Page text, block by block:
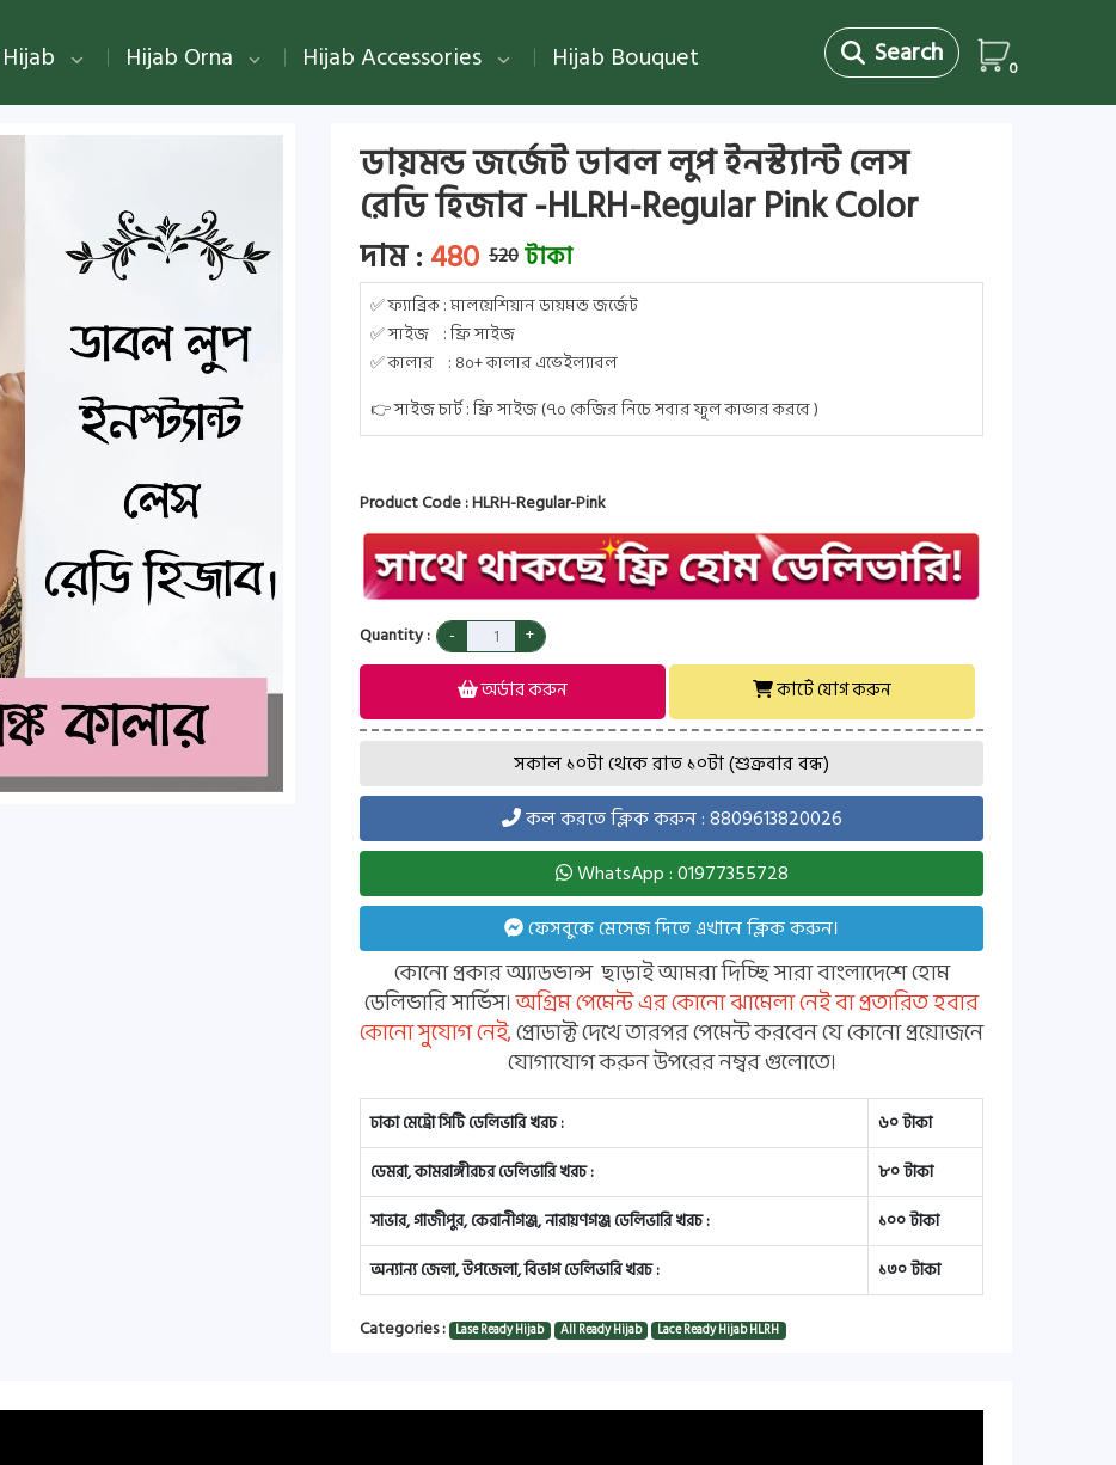
Hijab Orna Hijab Accessories Hijab Bouquet Search 0
ডায়মন্ড জর্জেট ডাবল লুপ ইনস্ট্যান্ট লেস
রেডি হিজাব -HLRH-Regular Pink Color
দাম :480 520 টাকা
✅ ফ্যাব্রিক : মালয়েশিয়ান ডায়মন্ড জর্জেট
✅ সাইজ : ফ্রি সাইজ
✅ কালার : ৪০+ কালার এভেইল্যাবল
👉 সাইজ চার্ট : ফ্রি সাইজ (৭০ কেজির নিচে সবার ফুল কাভার করবে )
Product Code : HLRH-Regular-Pink
Quantity :
অর্ডার করুন কার্টে যোগ করুন
সকাল ১০টা থেকে রাত ১০টা (শুক্রবার বন্ধ)
কল করতে ক্লিক করুন : 8809613820026
WhatsApp : 01977355728
ফেসবুকে মেসেজ দিতে এখানে ক্লিক করুন।
কোনো প্রকার অ্যাডভান্স ছাড়াই আমরা দিচ্ছি সারা বাংলাদেশে হোম
ডেলিভারি সার্ভিস।অগ্রিম পেমেন্ট এর কোনো ঝামেলা নেই বা প্রতারিত হবার
কোনো সুযোগ নেই,প্রোডাক্ট দেখে তারপর পেমেন্ট করবেন যে কোনো প্রয়োজনে
যোগাযোগ করুন উপরের নম্বর গুলোতে।
ঢাকা মেট্রো সিটি ডেলিভারি খরচ :
৬০ টাকা
ডেমরা, কামরাঙ্গীরচর ডেলিভারি খরচ :
৮০ টাকা
সাভার, গাজীপুর, কেরানীগঞ্জ, নারায়ণগঞ্জ ডেলিভারি খরচ :
১০০ টাকা
অন্যান্য জেলা, উপজেলা, বিভাগ ডেলিভারি খরচ :
১৩০ টাকা
Categories : Lase Ready Hijab All Ready Hijab Lace Ready Hijab HLRH